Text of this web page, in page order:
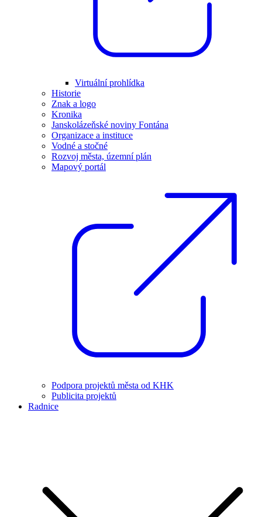
Virtuální prohlídka
Historie
Znak a logo
Kronika
Janskolázeňské noviny Fontána
Organizace a instituce
Vodné a stočné
Rozvoj města, územní plán
Mapový portál
Podpora projektů města od KHK
Publicita projektů
Radnice